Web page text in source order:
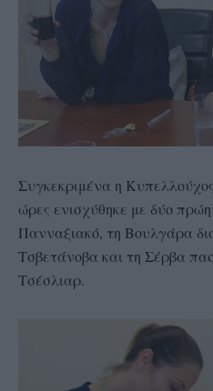
Συγκεκριμένα η
ώρες ενισχύθηκε με δύο
Πανναξιακό, τη Βουλγάρα
Τσβετάνοβα και τη Σέρβα
Τσέσλιαρ.